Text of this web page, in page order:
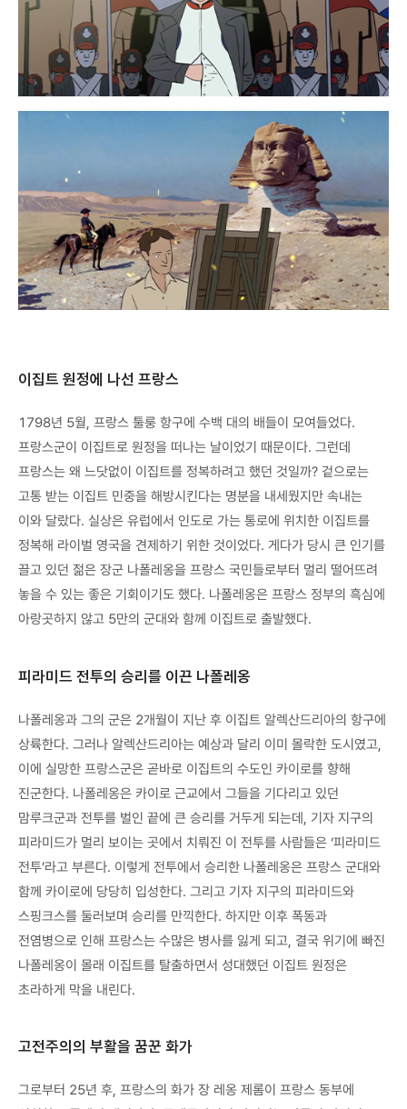
이집트 원정에 나선 프랑스
1798년 5월, 프랑스 툴룽 항구에 수백 대의 배들이 모여들었다.
프랑스군이 이집트로 원정을 떠나는 날이었기 때문이다. 그런데
프랑스는 왜 느닷없이 이집트를 정복하려고 했던 것일까? 겉으로는
고통 받는 이집트 민중을 해방시킨다는 명분을 내세웠지만 속내는
이와 달랐다. 실상은 유럽에서 인도로 가는 통로에 위치한 이집트를
정복해 라이벌 영국을 견제하기 위한 것이었다. 게다가 당시 큰 인기를
끌고 있던 젊은 장군 나폴레옹을 프랑스 국민들로부터 멀리 떨어뜨려
놓을 수 있는 좋은 기회이기도 했다. 나폴레옹은 프랑스 정부의 흑심에
아랑곳하지 않고 5만의 군대와 함께 이집트로 출발했다.
피라미드 전투의 승리를 이끈 나폴레옹
나폴레옹과 그의 군은 2개월이 지난 후 이집트 알렉산드리아의 항구에
상륙한다. 그러나 알렉산드리아는 예상과 달리 이미 몰락한 도시였고,
이에 실망한 프랑스군은 곧바로 이집트의 수도인 카이로를 향해
진군한다. 나폴레옹은 카이로 근교에서 그들을 기다리고 있던
맘루크군과 전투를 벌인 끝에 큰 승리를 거두게 되는데, 기자 지구의
피라미드가 멀리 보이는 곳에서 치뤄진 이 전투를 사람들은 ‘피라미드
전투’라고 부른다. 이렇게 전투에서 승리한 나폴레옹은 프랑스 군대와
함께 카이로에 당당히 입성한다. 그리고 기자 지구의 피라미드와
스핑크스를 둘러보며 승리를 만끽한다. 하지만 이후 폭동과
전염병으로 인해 프랑스는 수많은 병사를 잃게 되고, 결국 위기에 빠진
나폴레옹이 몰래 이집트를 탈출하면서 성대했던 이집트 원정은
초라하게 막을 내린다.
고전주의의 부활을 꿈꾼 화가
그로부터 25년 후, 프랑스의 화가 장 레옹 제롬이 프랑스 동부에